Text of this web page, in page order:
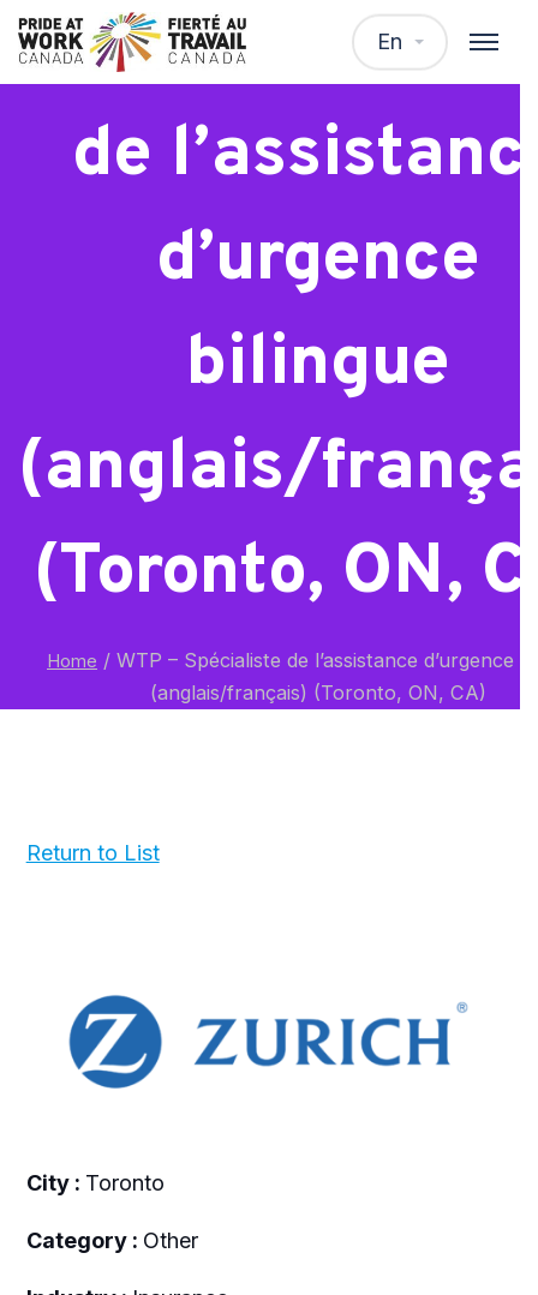
En
WTP –
de
d’urgence
bilingue
(anglais/
(Toronto, ON,
Home / WTP – Spécialiste de l’assistance d’urgence
(anglais/français) (Toronto, ON, CA)
Return to List
City : Toronto
Category : Other